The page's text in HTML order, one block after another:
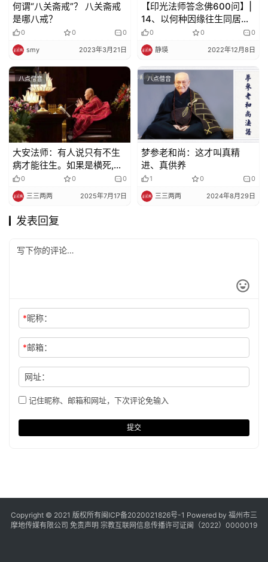
何谓“八关斋戒”？ 八关斋戒
是哪八戒？
0 0 0
smy 2023年3月21日
【印光法师答念佛600问】|
14、以何种因缘往生同居净
土？
0 0 0
静瑛 2022年12月8日
八点僧音
大安法师：有人说只有不生
病才能往生。如果是横死,比
如车祸、落水、喝药都不能
往生？
0 0 0
三三两两 2025年7月17日
八点僧音
梦参老和尚：这才叫真精
进、真供养
1 0 0
三三两两 2024年8月29日
发表回复
*昵称：
*邮箱：
网址：
记住昵称、邮箱和网址，下次评论免输入
提交
Copyright © 2021 版权所有闽ICP备2020021826号-1 Powered by 福州市三
摩地传媒有限公司 免责声明 宗教互联网信息传播许可证闽（2022）0000019